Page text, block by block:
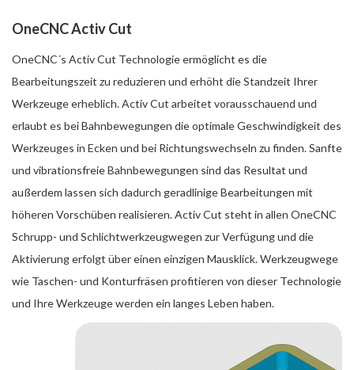
OneCNC Activ Cut
OneCNC´s Activ Cut Technologie ermöglicht es die
Bearbeitungszeit zu reduzieren und erhöht die Standzeit Ihrer
Werkzeuge erheblich. Activ Cut arbeitet vorausschauend und
erlaubt es bei Bahnbewegungen die optimale Geschwindigkeit des
Werkzeuges in Ecken und bei Richtungswechseln zu finden. Sanfte
und vibrationsfreie Bahnbewegungen sind das Resultat und
außerdem lassen sich dadurch geradlinige Bearbeitungen mit
höheren Vorschüben realisieren. Activ Cut steht in allen OneCNC
Schrupp- und Schlichtwerkzeugwegen zur Verfügung und die
Aktivierung erfolgt über einen einzigen Mausklick. Werkzeugwege
wie Taschen- und Konturfräsen profitieren von dieser Technologie
und Ihre Werkzeuge werden ein langes Leben haben.